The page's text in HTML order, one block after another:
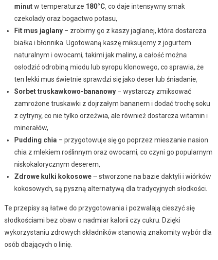
minutw temperaturze 180°C, co daje intensywny smak
czekolady oraz bogactwo potasu,
Fit mus jaglany– zrobimy go z kaszy jaglanej, która dostarcza
białka i błonnika. Ugotowaną kaszę miksujemy z jogurtem
naturalnym i owocami, takimi jak maliny, a całość można
osłodzić odrobiną miodu lub syropu klonowego, co sprawia, że
ten lekki mus świetnie sprawdzi się jako deser lub śniadanie,
Sorbet truskawkowo-bananowy– wystarczy zmiksować
zamrożone truskawki z dojrzałym bananem i dodać trochę soku
z cytryny, co nie tylko orzeźwia, ale również dostarcza witamin i
minerałów,
Pudding chia – przygotowuje się go poprzez mieszanie nasion
chia z mlekiem roślinnym oraz owocami, co czyni go popularnym
niskokalorycznym deserem,
Zdrowe kulki kokosowe– stworzone na bazie daktyli i wiórków
kokosowych, są pyszną alternatywą dla tradycyjnych słodkości.
Te przepisy są łatwe do przygotowania i pozwalają cieszyć się
słodkościami bez obaw o nadmiar kalorii czy cukru. Dzięki
wykorzystaniu zdrowych składników stanowią znakomity wybór dla
osób dbających o linię.